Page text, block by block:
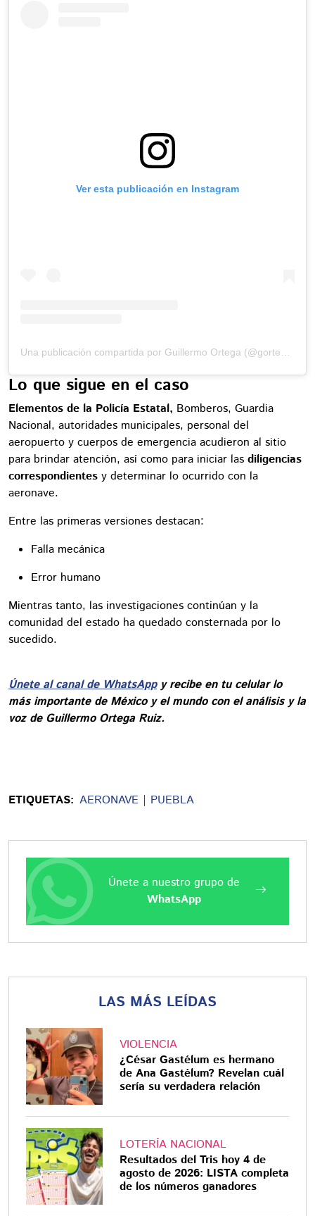
Ver esta publicación en Instagram
Lo que sigue en el caso
Elementos de la Policía Estatal, Bomberos, Guardia
Nacional, autoridades municipales, personal del
aeropuerto y cuerpos de emergencia acudieron al sitio
para brindar atención, así como para iniciar las diligencias
correspondientes y determinar lo ocurrido con la
aeronave.
Entre las primeras versiones destacan:
Falla mecánica
Error humano
Mientras tanto, las investigaciones continúan y la
comunidad del estado ha quedado consternada por lo
sucedido.
Únete al canal de WhatsAppy recibe en tu celular lo
más importante de México y el mundo con el análisis y la
voz de Guillermo Ortega Ruiz.
ETIQUETAS: AERONAVE PUEBLA
Únete a nuestro grupo de
WhatsApp
LAS MÁS LEÍDAS
VIOLENCIA
¿César Gastélum es hermano
de Ana Gastélum? Revelan cuál
sería su verdadera relación
LOTERÍA NACIONAL
Resultados del Tris hoy 4 de
agosto de 2026: LISTA completa
de los números ganadores